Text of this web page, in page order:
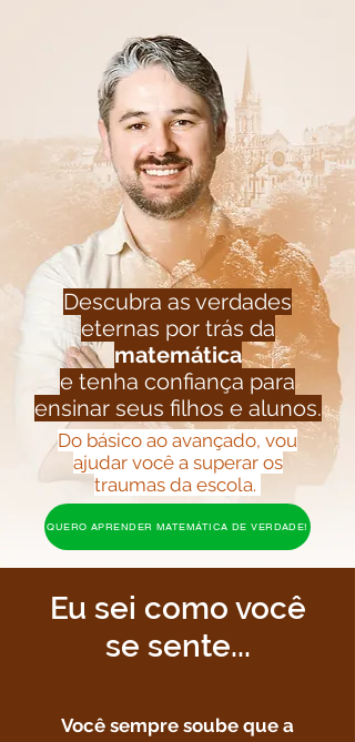
Descubra as verdades
eternas por trás da
matemática
e tenha confiança para
ensinar seus filhos e alunos.
Do básico ao avançado, vou
ajudar você a superar os
traumas da escola.
QUERO APRENDER MATEMÁTICA DE VERDADE!
Eu sei como você
se sente...
Você sempre soube que a